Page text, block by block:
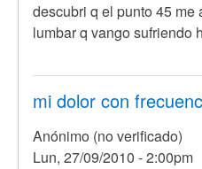
descubri q el punto 45 me
lumbar q vango sufriendo
mi dolor con
Anónimo (no verificado)
Lun, 27/09/2010 - 2:00pm